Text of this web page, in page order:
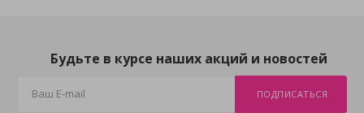
Будьте в курсе наших акций и новостей
ПОДПИСАТЬСЯ